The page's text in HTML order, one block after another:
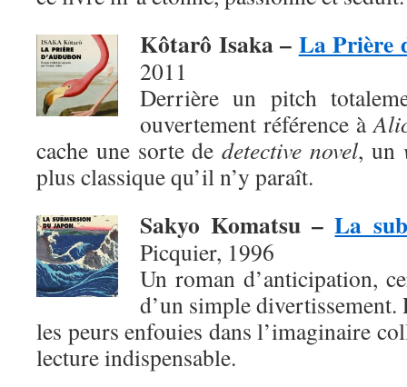
Kôtarô Isaka – La Prière
2011
Derrière un pitch
ouvertement référence à
cache une sorte dedetective novel, un
plus classique qu’il n’y paraît.
Sakyo Komatsu –La
Picquier, 1996
Un roman d’anticipation,
d’un simple
les peurs enfouies dans l’imaginaire
lecture indispensable.